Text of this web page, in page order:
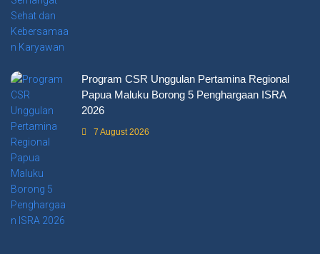
Program CSR Unggulan Pertamina Regional
Papua Maluku Borong 5 Penghargaan ISRA
2026
7 August 2026